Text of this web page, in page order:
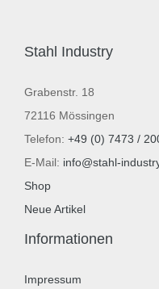
Stahl Industry
Grabenstr. 18
72116 Mössingen
Telefon: +49 (0) 7473 /
E-Mail: info@stahl-
Shop
Neue Artikel
Informationen
Impressum